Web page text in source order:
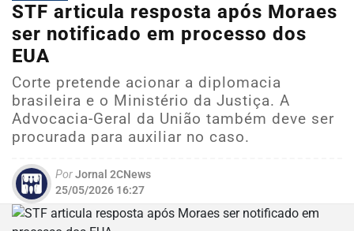
STF articula resposta após Moraes
ser notificado em processo dos
EUA
Corte pretende acionar a diplomacia
brasileira e o Ministério da Justiça. A
Advocacia-Geral da União também deve ser
procurada para auxiliar no caso.
PorJornal 2CNews
25/05/2026 16:27